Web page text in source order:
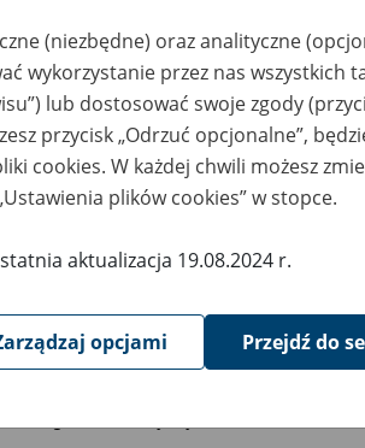
Aktywni 50+to współpraca ZUS z
edukowania nt. systemu emerytalnego w
działań z obszaru prewencji wypadkowej
realizowanej przez ZUS.
W ramach inicjatywy Aktywni 50+, ZUS
jak zwiększyć emeryturę,
jak skorzystać z programów prewencji
leczniczej prowadzonej przez ZUS.
(niezbędne) oraz analityczne
wykorzystanie przez nas wszystkich
lub dostosować swoje zgody
przycisk „Odrzuć opcjonalne”,
cookies. W każdej chwili możesz
plików cookies” w stopce.
aktualizacja 19.08.2024 r.
opcjami Przejdź do